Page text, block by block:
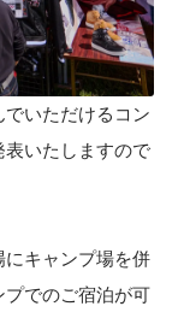
いただけるコン
いたしますので
キャンプ場を併
でのご宿泊が可